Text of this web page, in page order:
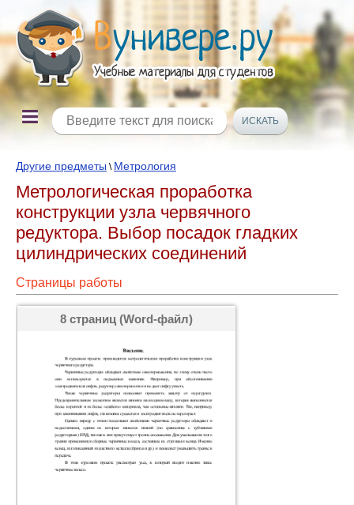
Другие предметы \ Метрология
Метрологическая проработка
конструкции узла червячного
редуктора. Выбор посадок гладких
цилиндрических соединений
Страницы работы
8 страниц (Word-файл)